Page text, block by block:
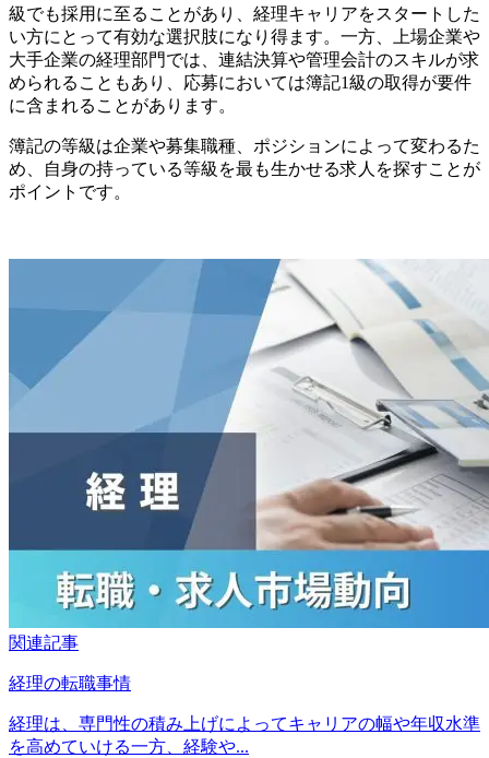
級でも採用に至ることがあり、経理キャリアをスタートした
い方にとって有効な選択肢になり得ます。一方、上場企業や
大手企業の経理部門では、連結決算や管理会計のスキルが求
められることもあり、応募においては簿記1級の取得が要件
に含まれることがあります。
簿記の等級は企業や募集職種、ポジションによって変わるた
め、自身の持っている等級を最も生かせる求人を探すことが
ポイントです。
関連記事
経理の転職事情
経理は、専門性の積み上げによってキャリアの幅や年収水準
を高めていける一方、経験や...